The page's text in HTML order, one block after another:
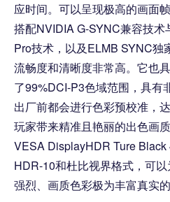
应时间。可以呈现极高的画面
搭配NVIDIA G-SYNC兼容技
Pro技术，以及ELMB SYNC独
流畅度和清晰度非常高。它也
了99%DCI-P3色域范围，具有
出厂前都会进行色彩预校准，
玩家带来精准且艳丽的出色画
VESA DisplayHDR Ture
HDR-10和杜比视界格式，可
强烈、画质色彩极为丰富真实的